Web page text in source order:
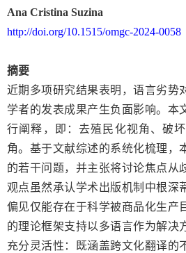
Ana Cristina Suzina
http://doi.org/10.1515/omgc-2024-0058
摘要
近期多项研究结果表明，语言劣势
学者的发表成果产生负面影响。本
行阐释，即：去殖民化视角、破
角。基于文献综述的系统化梳理，
的若干问题，并主张将讨论焦点从
观点虽然承认学术出版机制中根深
偏见仅能存在于科学被商品化生产
的理论框架支持以多语言作为解决
充分灵活性：既涵盖跨文化翻译的